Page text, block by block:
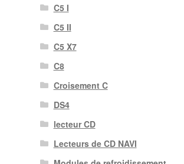
C5 I
C5 II
C5 X7
C8
Croisement C
DS4
lecteur CD
Lecteurs de CD NAVI